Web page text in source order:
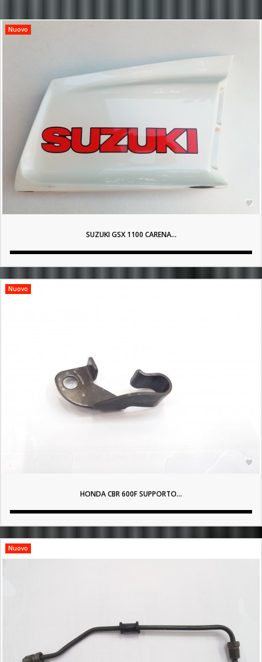
Nuovo

SUZUKI GSX 1100 CARENA...
Nuovo

HONDA CBR 600F SUPPORTO...
Nuovo